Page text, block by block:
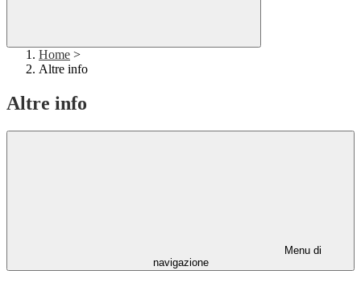
Home >
Altre info
Altre info
Menu di
navigazione